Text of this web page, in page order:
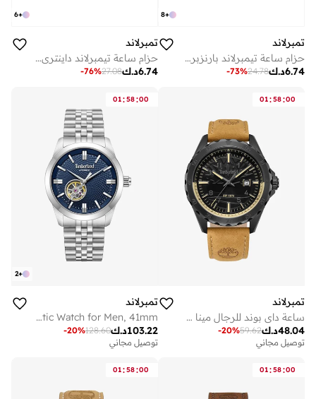
+
8
تمبرلاند
حزام ساعة تيمبرلاند بارنزبروك للجنسين جلد عالمي مم
د.ك6.74
24.78
-73%
+
6
تمبرلاند
حزام ساعة تيمبرلاند داينتري للجنسين جلد مم
د.ك6.74
27.08
-76%
01:58:00
تمبرلاند
ساعة داي بوند للرجال مينا سوداء وسوار جلد بني 45 مم
د.ك48.04
59.62
-20%
توصيل مجاني
01:58:00
+
2
تمبرلاند
Lodgepole Blue Dial Stainless Steel Bracelet Automatic Watch for Men, 41mm
د.ك103.22
128.60
-20%
توصيل مجاني
01:58:00
01:58:00